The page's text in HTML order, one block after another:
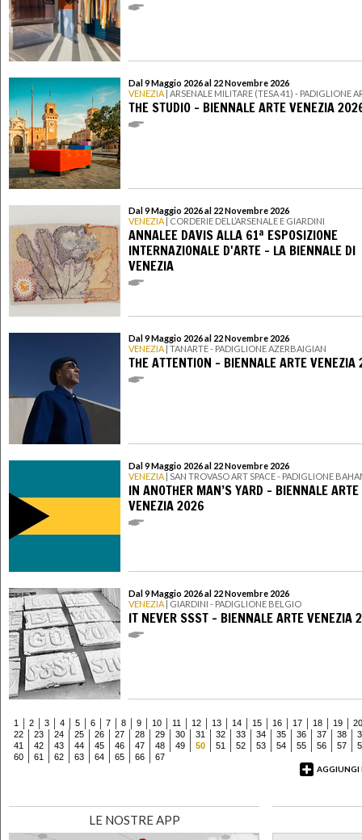
Dal 9 Maggio 2026 al 22 Novembre 2026
VENEZIA | ARSENALE MILITARE (TESA 41) - PADIGLIONE
THE STUDIO - BIENNALE ARTE VENEZIA
Dal 9 Maggio 2026 al 22 Novembre 2026
VENEZIA | CORDERIE DELL’ARSENALE E GIARDINI
ANNALEE DAVIS ALLA 61ª ESPOSIZIONE
INTERNAZIONALE D'ARTE – LA BIENNALE DI
VENEZIA
Dal 9 Maggio 2026 al 22 Novembre 2026
VENEZIA | TANARTE - PADIGLIONE AZERBAIGIAN
THE ATTENTION - BIENNALE ARTE
Dal 9 Maggio 2026 al 22 Novembre 2026
VENEZIA | SAN TROVASO ART SPACE - PADIGLIONE
IN ANOTHER MAN’S YARD - BIENNALE ARTE
VENEZIA 2026
Dal 9 Maggio 2026 al 22 Novembre 2026
VENEZIA | GIARDINI - PADIGLIONE BELGIO
IT NEVER SSST - BIENNALE ARTE VENEZIA
1 2 3 4 5 6 7 8 9 10 11 12 13 14 15 16 17 18 19
20
22
23 24 25 26 27 28 29 30 31 32 33 34 35 36 37 38
41
42 43 44 45 46 47 48 49 50 51 52 53 54 55 56 57
60
61 62 63 64 65 66
67
AGGIUNGI
LE NOSTRE APP